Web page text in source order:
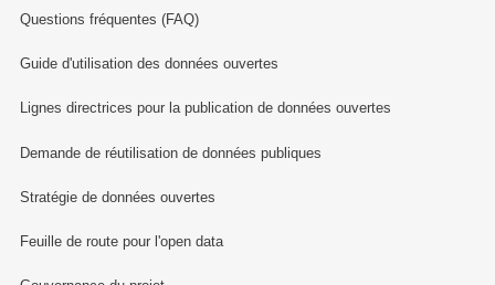
Questions fréquentes (FAQ)
Guide d'utilisation des données ouvertes
Lignes directrices pour la publication de données ouvertes
Demande de réutilisation de données publiques
Stratégie de données ouvertes
Feuille de route pour l'open data